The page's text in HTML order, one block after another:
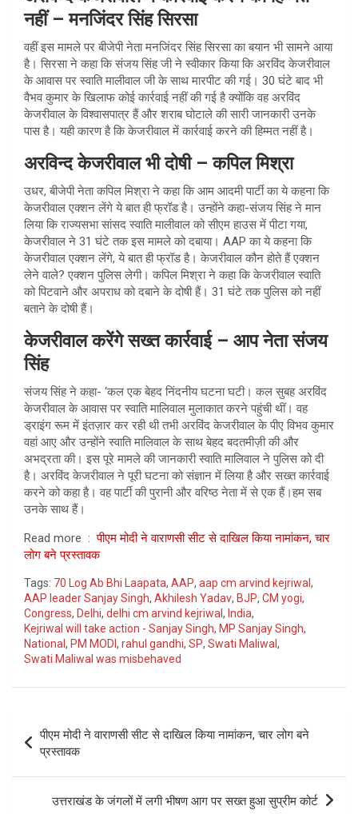
नहीं – मनजिंदर सिंह सिरसा
वहीं इस मामले पर बीजेपी नेता मनजिंदर सिंह सिरसा का बयान भी सामने आया
है। सिरसा ने कहा कि संजय सिंह जी ने स्वीकार किया कि अरविंद केजरीवाल
के आवास पर स्वाति मालीवाल जी के साथ मारपीट की गई। 30 घंटे बाद भी
वैभव कुमार के खिलाफ कोई कार्रवाई नहीं की गई है क्योंकि वह अरविंद
केजरीवाल के विश्वासपात्र हैं और शराब घोटाले की सारी जानकारी उनके
पास है। यही कारण है कि केजरीवाल में कार्रवाई करने की हिम्मत नहीं है।
अरविन्द केजरीवाल भी दोषी – कपिल मिश्रा
उधर, बीजेपी नेता कपिल मिश्रा ने कहा कि आम आदमी पार्टी का ये कहना कि
केजरीवाल एक्शन लेंगे ये बात ही फ्रॉड है। उन्होंने कहा-संजय सिंह ने मान
लिया कि राज्यसभा सांसद स्वाति मालीवाल को सीएम हाउस में पीटा गया,
केजरीवाल ने 31 घंटे तक इस मामले को दबाया। AAP का ये कहना कि
केजरीवाल एक्शन लेंगे, ये बात ही फ्रॉड है। केजरीवाल कौन होते हैं एक्शन
लेने वाले? एक्शन पुलिस लेगी। कपिल मिश्रा ने कहा कि केजरीवाल स्वाति
को पिटवाने और अपराध को दबाने के दोषी हैं। 31 घंटे तक पुलिस को नहीं
बताने के दोषी हैं।
केजरीवाल करेंगे सख्त कार्रवाई – आप नेता संजय
सिंह
संजय सिंह ने कहा- ‘कल एक बेहद निंदनीय घटना घटी। कल सुबह अरविंद
केजरीवाल के आवास पर स्वाति मालिवाल मुलाकात करने पहुंची थीं। वह
ड्राइंग रूम में इंतज़ार कर रही थी तभी अरविंद केजरीवाल के पीए विभव कुमार
वहां आए और उन्होंने स्वाति मालिवाल के साथ बेहद बदतमीज़ी की और
अभद्रता की। इस पूरे मामले की जानकारी स्वाति मालिवाल ने पुलिस को दी
है। अरविंद केजरीवाल ने पूरी घटना को संज्ञान में लिया है और सख्त कार्रवाई
करने को कहा है। वह पार्टी की पुरानी और वरिष्ठ नेता में से एक हैं।हम सब
उनके साथ हैं।
Read more :पीएम मोदी ने वाराणसी सीट से दाखिल किया नामांकन, चार
लोग बने प्रस्तावक
Tags: 70 Log Ab Bhi Laapata, AAP, aap cm arvind kejriwal ,
AAP leader Sanjay Singh, Akhilesh Yadav, BJP, CM yogi,
Congress, Delhi, delhi cm arvind kejriwal , India,
Kejriwal will take action - Sanjay Singh, MP Sanjay Singh,
National , PM MODI , rahul gandhi, SP, Swati Maliwal ,
Swati Maliwal was misbehaved
navigation
पीएम मोदी ने वाराणसी सीट से दाखिल किया नामांकन, चार लोग बने
प्रस्तावक
उत्तराखंड के जंगलों में लगी भीषण आग पर सख्त हुआ सुप्रीम कोर्ट